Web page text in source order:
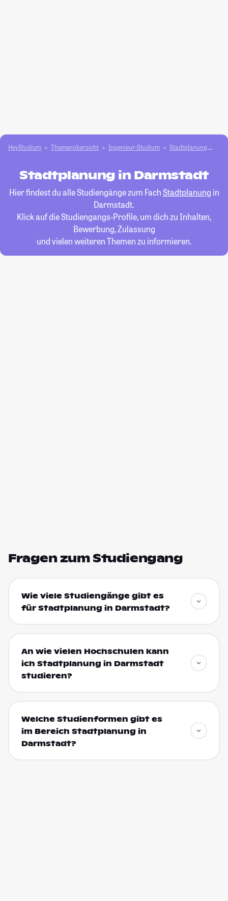
HeyStudium Themenübersicht Ingenieur-Studium Stadtplanung
Stadtplanung in Darmstadt
Hier findest du alle Studiengänge zum FachStadtplanung in
Darmstadt.
Klick auf die Studiengangs-Profile, um dich zu Inhalten,
Bewerbung, Zulassung
und vielen weiteren Themen zu informieren.
Fragen zum Studiengang
Wie viele Studiengänge gibt es
für Stadtplanung in Darmstadt?
An wie vielen Hochschulen kann
ich Stadtplanung in Darmstadt
studieren?
Welche Studienformen gibt es
im Bereich Stadtplanung in
Darmstadt?